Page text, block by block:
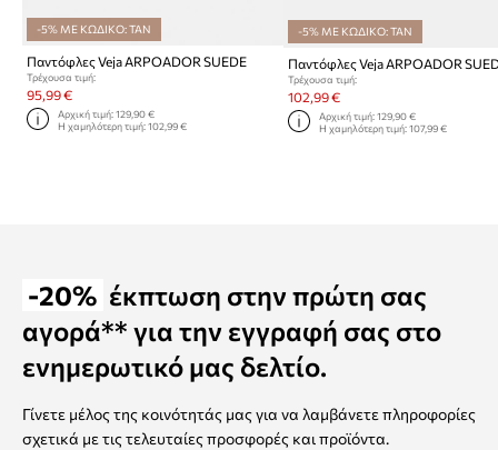
-5% ΜΕ ΚΩΔΙΚΟ: TAN
Παντόφλες Veja ARPOADOR SUEDE
Τρέχουσα τιμή:
95,99 €
Αρχική τιμή:129,90 €
Η χαμηλότερη τιμή:102,99 €
-5% ΜΕ ΚΩΔΙΚΟ: TAN
Παντόφλες Veja ARPOADOR
Τρέχουσα τιμή:
102,99 €
Αρχική τιμή: 129,90 €
Η χαμηλότερη τιμή: 107,99 €
-20% έκπτωση στην πρώτη σας
αγορά** για την εγγραφή σας στο
ενημερωτικό μας δελτίο.
Γίνετε μέλος της κοινότητάς μας για να λαμβάνετε πληροφορίες
σχετικά με τις τελευταίες προσφορές και προϊόντα.